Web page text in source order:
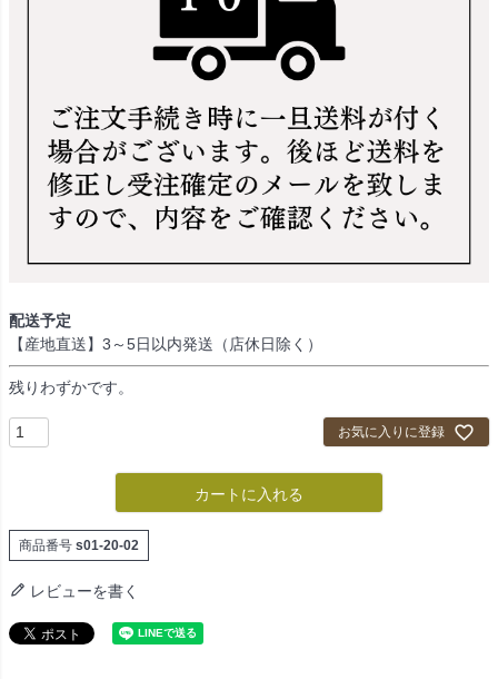
配送予定
【産地直送】3～5日以内発送（店休日除く）
残りわずかです。
お気に入りに登録
カートに入れる
商品番号 s01-20-02
レビューを書く